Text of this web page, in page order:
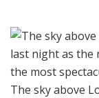
The sky above